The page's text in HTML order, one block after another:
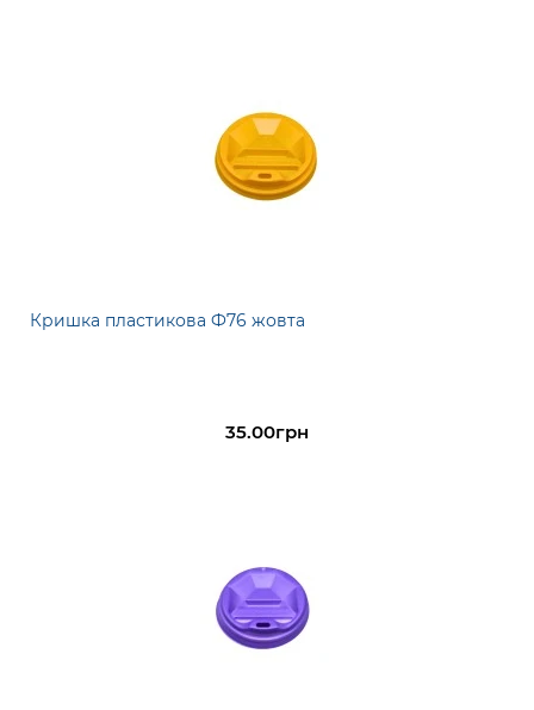
Кришка пластикова Ф76 жовта
35.00грн